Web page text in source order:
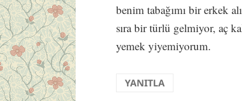
benim tabağımı bir erkek
sıra bir türlü gelmiyor, aç
yemek yiyemiyorum.
YANITLA